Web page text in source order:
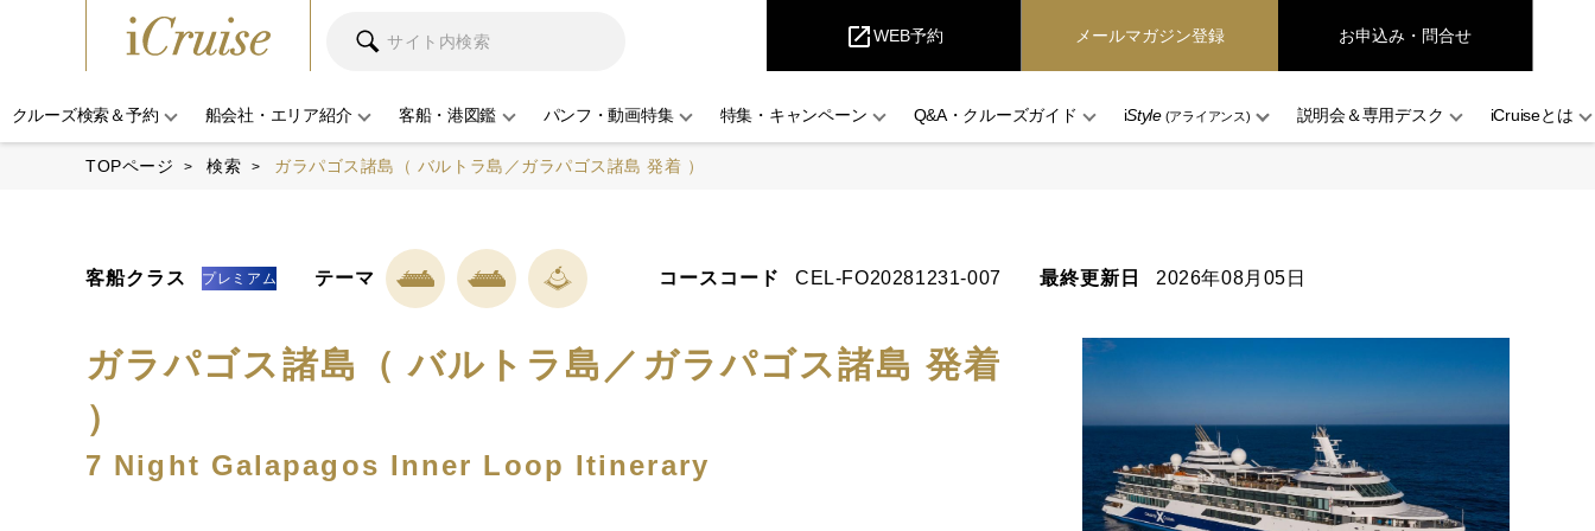
open_in_newWEB予約 メールマガジン登録 お申込み・問合せ
クルーズ検索＆予約 船会社・エリア紹介 客船・港図鑑 パンフ・動画特集 特集・キャンペーン Q&A・クルーズガイド iStyle(アライアンス) 説明会＆専用デスク iCruiseとは
TOPページ 検索 ガラパゴス諸島（ バルトラ島／ガラパゴス諸島 発着 ）
客船クラス プレミアム テーマ コースコード CEL-FO20281231-007 最終更新日 2026年08月05日
ガラパゴス諸島（ バルトラ島／ガラパゴス諸島 発着
）
7 Night Galapagos Inner Loop Itinerary